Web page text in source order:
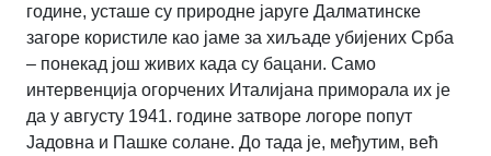
године, усташе су природне јаруге Далматинске
загоре користиле као јаме за хиљаде убијених Срба
– понекад још живих када су бацани. Само
интервенција огорчених Италијана приморала их је
да у августу 1941. године затворе логоре попут
Јадовна и Пашке солане. До тада је, међутим, већ